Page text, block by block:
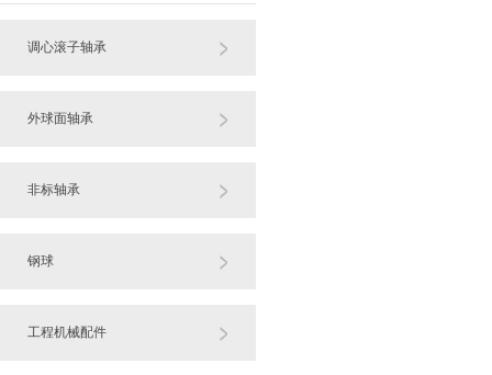
调心滚子轴承
外球面轴承
非标轴承
钢球
工程机械配件